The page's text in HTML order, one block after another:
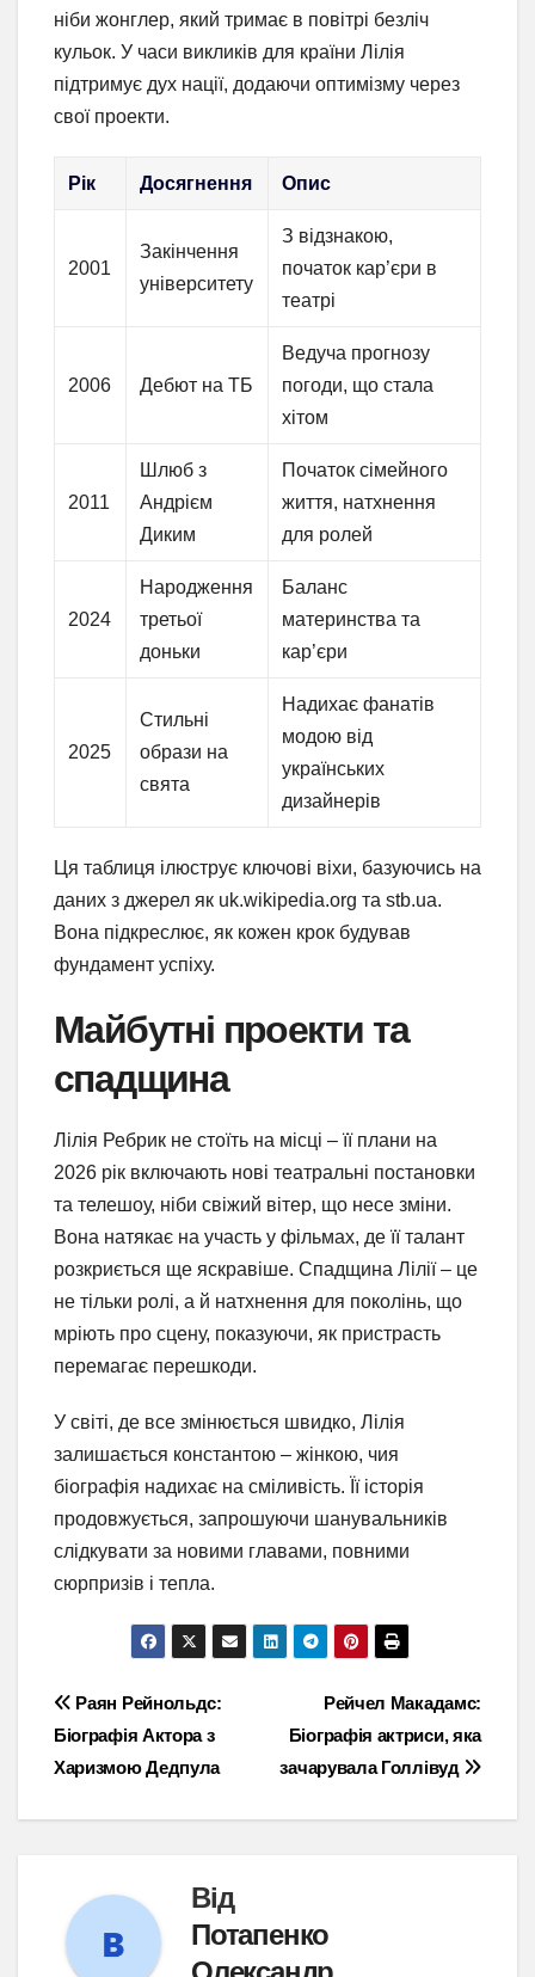
ніби жонглер, який тримає в повітрі безліч
кульок. У часи викликів для країни Лілія
підтримує дух нації, додаючи оптимізму через
свої проекти.
Рік Досягнення Опис
2001
Закінчення
університету
З відзнакою,
початок кар’єри в
театрі
2006 Дебют на ТБ
Ведуча прогнозу
погоди, що стала
хітом
2011
Шлюб з
Андрієм
Диким
Початок сімейного
життя, натхнення
для ролей
2024
Народження
третьої
доньки
Баланс
материнства та
кар’єри
2025
Стильні
образи на
свята
Надихає фанатів
модою від
українських
дизайнерів
Ця таблиця ілюструє ключові віхи, базуючись на
даних з джерел як uk.wikipedia.org та stb.ua.
Вона підкреслює, як кожен крок будував
фундамент успіху.
Майбутні проекти та
спадщина
Лілія Ребрик не стоїть на місці – її плани на
2026 рік включають нові театральні постановки
та телешоу, ніби свіжий вітер, що несе зміни.
Вона натякає на участь у фільмах, де її талант
розкриється ще яскравіше. Спадщина Лілії – це
не тільки ролі, а й натхнення для поколінь, що
мріють про сцену, показуючи, як пристрасть
перемагає перешкоди.
У світі, де все змінюється швидко, Лілія
залишається константою – жінкою, чия
біографія надихає на сміливість. Її історія
продовжується, запрошуючи шанувальників
слідкувати за новими главами, повними
сюрпризів і тепла.
Навігація
записів
Рейчел Макадамс:
Біографія актриси, яка
зачарувала Голлівуд
Раян Рейнольдс:
Біографія Актора з
Харизмою Дедпула
Від
Потапенко